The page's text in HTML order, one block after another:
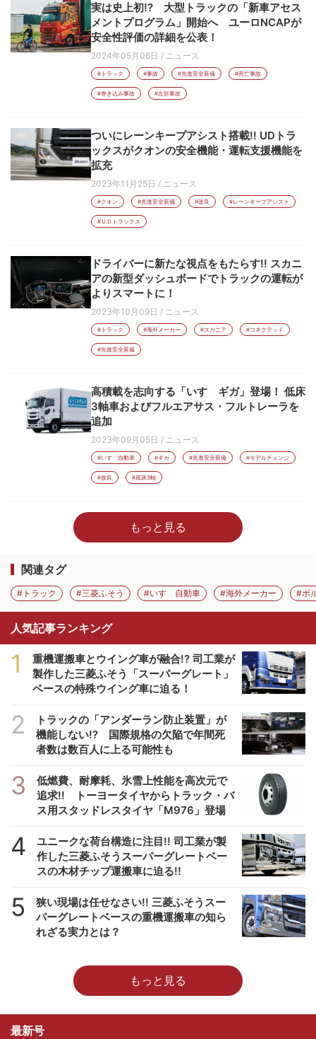
実は史上初!? 大型トラックの「新車アセス
メントプログラム」開始へ ユーロNCAPが
安全性評価の詳細を公表！
2024年05月06日 / ニュース
#トラック #事故 #先進安全装備 #死亡事故
#巻き込み事故 #左折事故
ついにレーンキープアシスト搭載!! UDトラ
ックスがクオンの安全機能・運転支援機能を
拡充
2023年11月25日 / ニュース
#クオン #先進安全装備 #改良 #レーンキープアシスト
#ＵＤトラックス
ドライバーに新たな視点をもたらす!! スカニ
アの新型ダッシュボードでトラックの運転が
よりスマートに！
2023年10月09日 / ニュース
#トラック #海外メーカー #スカニア #コネクテッド
#先進安全装備
高積載を志向する「いすゞギガ」登場！ 低床
3軸車およびフルエアサス・フルトレーラを
追加
2023年09月05日 / ニュース
#いすゞ自動車 #ギガ #先進安全装備 #モデルチェンジ
#改良 #底床3軸
もっと見る
関連タグ
#トラック #三菱ふそう #いすゞ自動車 #海外メーカー #ボ
人気記事ランキング
1
重機運搬車とウイング車が融合!? 司工業が
製作した三菱ふそう「スーパーグレート」
ベースの特殊ウイング車に迫る！
2
トラックの「アンダーラン防止装置」が
機能しない!? 国際規格の欠陥で年間死
者数は数百人に上る可能性も
3
低燃費、耐摩耗、氷雪上性能を高次元で
追求!! トーヨータイヤからトラック・バ
ス用スタッドレスタイヤ「M976」登場
4
ユニークな荷台構造に注目!! 司工業が製
作した三菱ふそうスーパーグレートベー
スの木材チップ運搬車に迫る!!
5
狭い現場は任せなさい!! 三菱ふそうスー
パーグレートベースの重機運搬車の知ら
れざる実力とは？
もっと見る
最新号